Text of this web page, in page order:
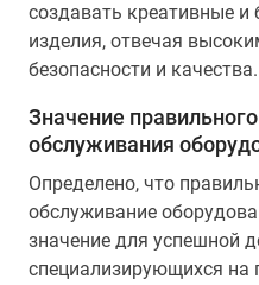
создавать креативные и
изделия, отвечая
безопасности и качества.
Значение
обслуживания
Определено, что
обслуживание
значение для успешной
специализирующихся на